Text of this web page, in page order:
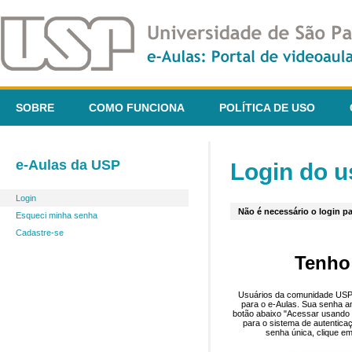
SOBRE COMO FUNCIONA POLÍTICA DE USO
e-Aulas da USP
Login
Esqueci minha senha
Cadastre-se
Login do
Não é necessário o login
Usuários da comunidade
para o e-Aulas. Sua senha
botão abaixo "Acessar
para o sistema de
senha única, clique